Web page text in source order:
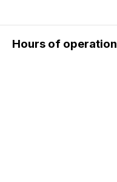
Hours of operation